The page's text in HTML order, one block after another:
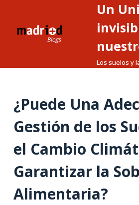
o
Un
Los suelos y
¿Puede Una
Gestión de los
el Cambio
Garantizar la
Alimentaria?